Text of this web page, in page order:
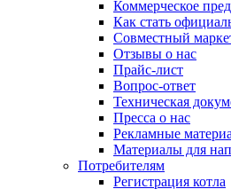
Коммерческое
Как стать
Совместный
Отзывы о нас
Прайс-лист
Вопрос-ответ
Техническая
Пресса о нас
Рекламные
Материалы для
Потребителям
Регистрация котла